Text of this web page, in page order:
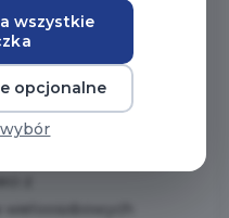
osoby, które
wszystkie
opcjonalne